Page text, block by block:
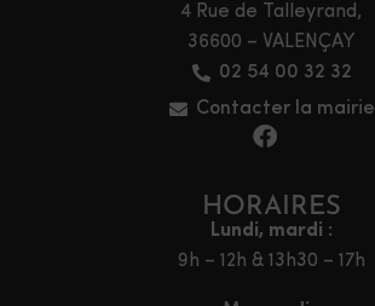
4 Rue de Talleyrand,
36600 – VALENÇAY
02 54 00 32 32
Contacter la mairie
HORAIRES
Lundi, mardi :
9h – 12h & 13h30 – 17h